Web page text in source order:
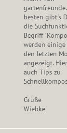
besten gibt's
die
Begriff
werden
den letzten
angezeigt.
auch Tips zu
Grüße
Wiebke